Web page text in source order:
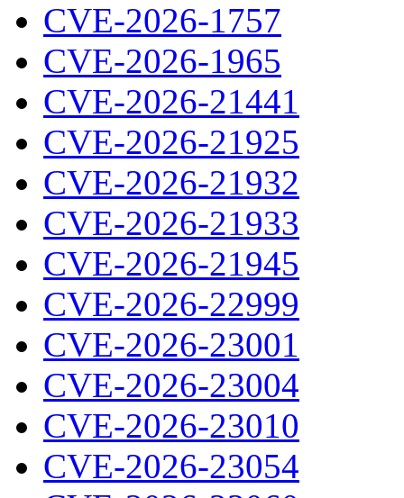
CVE-2026-1757
CVE-2026-1965
CVE-2026-21441
CVE-2026-21925
CVE-2026-21932
CVE-2026-21933
CVE-2026-21945
CVE-2026-22999
CVE-2026-23001
CVE-2026-23004
CVE-2026-23010
CVE-2026-23054